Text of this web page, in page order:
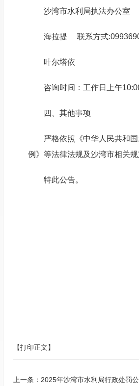
沙湾市水利局执法办公室
海拉提 联系方式
叶尔塔依
咨询时间：工作日上午
四、其他事项
严格依照《中华人民共和
例》等法律法规及沙湾市相关
特此公告。
【打印正文】
上一条： 2025年沙湾市水利局行政处罚